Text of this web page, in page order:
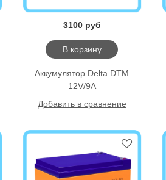
3100 руб
В корзину
Аккумулятор Delta DTM
12V/9A
Добавить в сравнение